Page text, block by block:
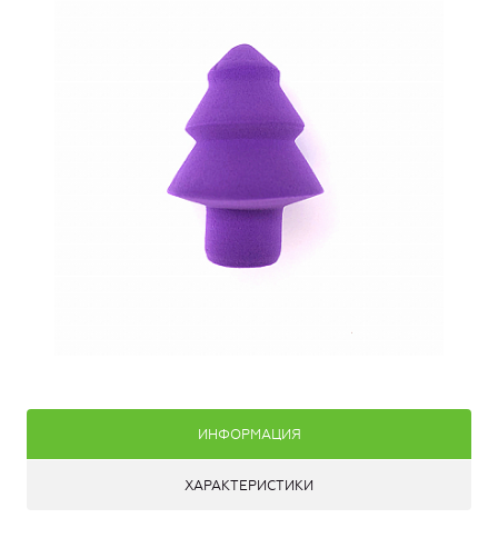
ИНФОРМАЦИЯ
ХАРАКТЕРИСТИКИ